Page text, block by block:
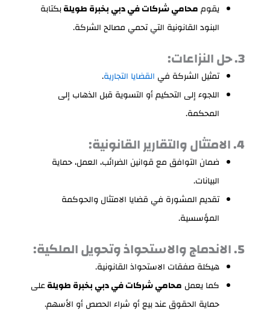
يقوممحامي شركات في دبي بخبرة طويلةبكتابة
البنود القانونية التي تحمي مصالح الشركة.
3. حل النزاعات:
تمثيل الشركة في القضايا التجارية.
اللجوء إلى التحكيم أو التسوية قبل الذهاب إلى
المحكمة.
4. الامتثال والتقارير القانونية:
ضمان التوافق مع قوانين الضرائب، العمل، حماية
البيانات.
تقديم المشورة في قضايا الامتثال والحوكمة
المؤسسية.
5. الاندماج والاستحواذ وتحويل الملكية:
هيكلة صفقات الاستحواذ القانونية.
كما يعمل محامي شركات في دبي بخبرة طويلةعلى
حماية الحقوق عند بيع أو شراء الحصص أو الأسهم.